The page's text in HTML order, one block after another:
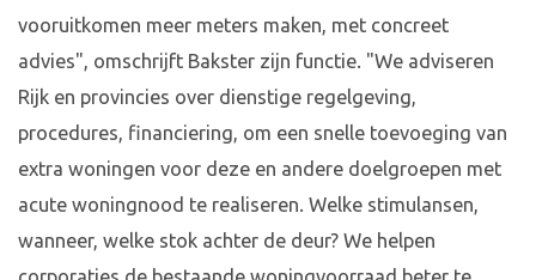
vooruitkomen meer meters maken, met concreet
advies", omschrijft Bakster zijn functie. "We adviseren
Rijk en provincies over dienstige regelgeving,
procedures, financiering, om een snelle toevoeging van
extra woningen voor deze en andere doelgroepen met
acute woningnood te realiseren. Welke stimulansen,
wanneer, welke stok achter de deur? We helpen